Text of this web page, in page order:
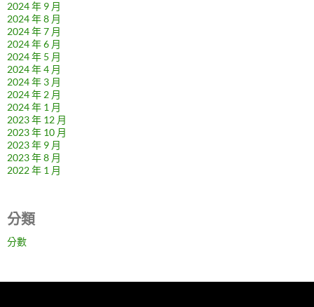
2024 年 9 月
2024 年 8 月
2024 年 7 月
2024 年 6 月
2024 年 5 月
2024 年 4 月
2024 年 3 月
2024 年 2 月
2024 年 1 月
2023 年 12 月
2023 年 10 月
2023 年 9 月
2023 年 8 月
2022 年 1 月
分類
分數